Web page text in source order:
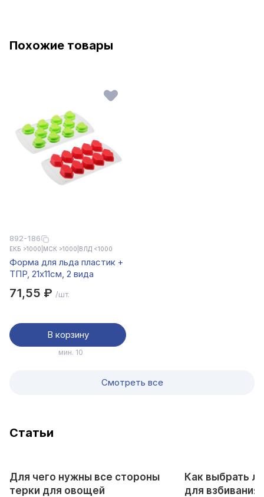
Похожие товары
892-186
ЕКБ >1000 МСК >1000 ВЛД <1000
Форма для льда пластик +
ТПР, 21х11см, 2 вида
71,55 ₽ /шт.
В корзину
мин. 10
Смотреть все
Cтатьи
Для чего нужны все стороны
терки для овощей
Как выбрать
для